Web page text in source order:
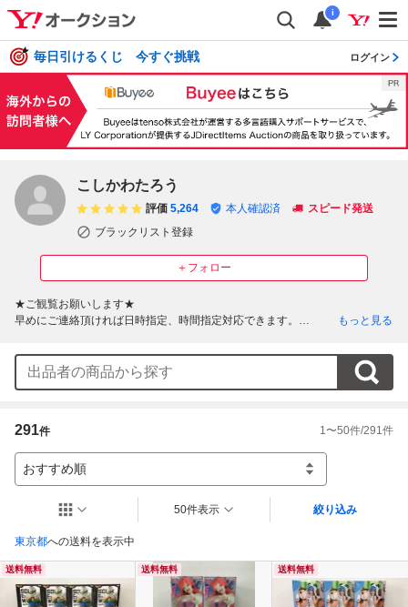
i
毎日引けるくじ 今すぐ挑戦 ログイン
こしかわたろう
＋フォロー
評価 5,264 本人確認済
スピード発送
ブラックリスト登録
★ご観覧お願いします★
早めにご連絡頂ければ日時指定、時間指定対応できます。
●PCでの対応の為ご連絡が遅くなる場合があります。
対応時間外は送料連絡・発送・取引メッセージへの返答の全てがお休みと
●即日発送はご対応できません。お急ぎの方はご注意ください。
●届いた商品に不備等ございましたら評価前にメッセージにてご連絡くださ
い。
評価後ですと対応できない場合があります。
・佐川急便　・ネコポス
●取引ナビのみで対応します。電話対応はしておりません。
もっと見る
291件 1 〜50件/291 件
おすすめ順
東京都への送料を表示中
50件表示 絞り込み
送料無料 送料無料 送料無料